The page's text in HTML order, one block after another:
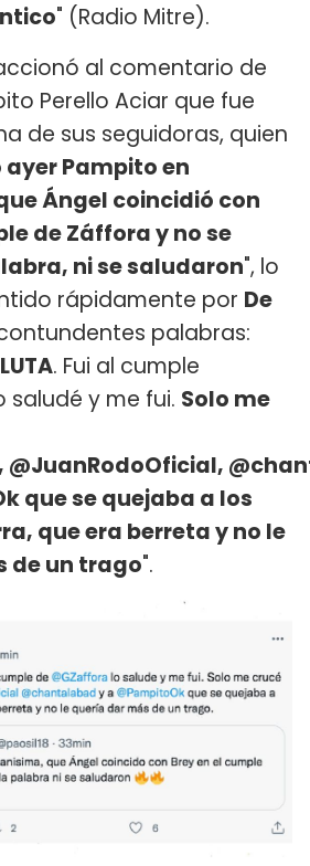
" (Radio Mitre).
al comentario de
Perello Aciar que fue
de sus seguidoras, quien
ayer Pampito en
Ángel coincidió con
de Záffora y no se
ni se saludaron", lo
rápidamente por De
palabras:
. Fui al cumple
saludé y me fui. Solo me
@JuanRodoOficial,
que se quejaba a los
que era berreta y no le
de un trago".